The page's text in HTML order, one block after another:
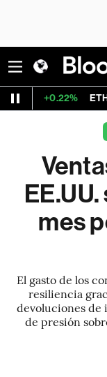
ETH/USD 1,922.203
mes
El gasto de los
resiliencia
devoluciones de
de presión